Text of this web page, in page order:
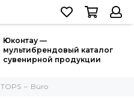
Юконтау —
мультибрендовый каталог
сувенирной продукции
TOPS Büro